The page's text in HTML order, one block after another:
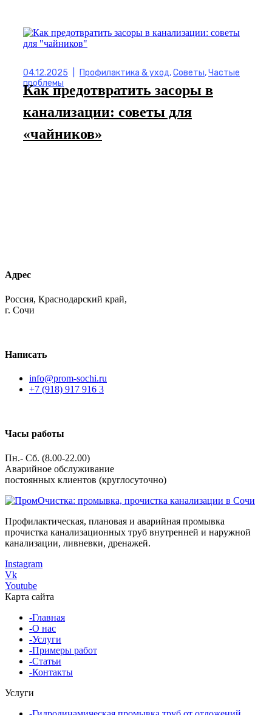
04.12.2025 Профилактика & уход,Советы,Частые
проблемы
Как предотвратить засоры в
канализации: советы для
«чайников»
Адрес
Россия, Краснодарский край,
г. Сочи
Написать
info@prom-sochi.ru
+7 (918) 917 916 3
Часы работы
Пн.- Сб. (8.00-22.00)
Аварийное обслуживание
постоянных клиентов (круглосуточно)
Профилактическая, плановая и аварийная промывка
прочистка канализационных труб внутренней и наружной
канализации, ливневки, дренажей.
Instagram
Vk
Youtube
Карта сайта
-Главная
-О нас
-Услуги
-Примеры работ
-Статьи
-Контакты
Услуги